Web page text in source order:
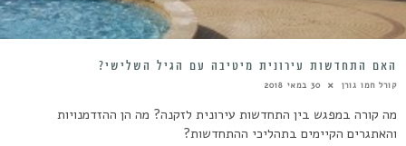
האם התחדשות עירונית מיטיבה עם הגיל השלישי?
קורל חמו גורן 30 במאי 2018
מה קורה במפגש בין התחדשות עירונית לזקנה? מה הן ההזדמנויות
והאתגרים הקיימים בתהליכי ההתחדשות?